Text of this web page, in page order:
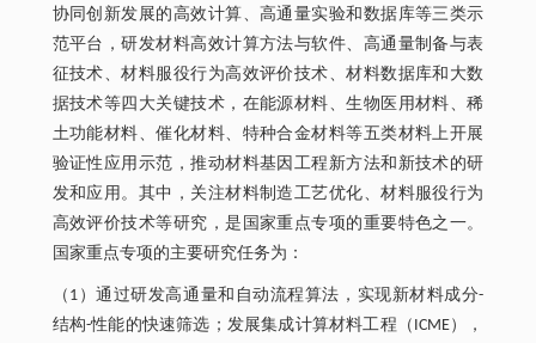
协同创新发展的高效计算、高通量实验和数据库等三类示
范平台，研发材料高效计算方法与软件、高通量制备与表
征技术、材料服役行为高效评价技术、材料数据库和大数
据技术等四大关键技术，在能源材料、生物医用材料、稀
土功能材料、催化材料、特种合金材料等五类材料上开展
验证性应用示范，推动材料基因工程新方法和新技术的研
发和应用。其中，关注材料制造工艺优化、材料服役行为
高效评价技术等研究，是国家重点专项的重要特色之一。
国家重点专项的主要研究任务为：
（1）通过研发高通量和自动流程算法，实现新材料成分-
结构-性能的快速筛选；发展集成计算材料工程（ICME），